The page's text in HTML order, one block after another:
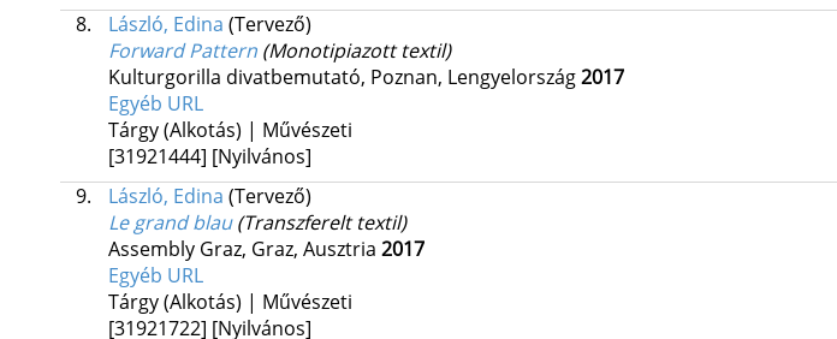
8.
László, Edina (Tervező)
Forward Pattern(Monotipiazott textil)
Kulturgorilla divatbemutató, Poznan, Lengyelország2017
Egyéb URL
Tárgy (Alkotás) | Művészeti
[31921444] [Nyilvános]
9.
László, Edina (Tervező)
Le grand blau(Transzferelt textil)
Assembly Graz, Graz, Ausztria 2017
Egyéb URL
Tárgy (Alkotás) | Művészeti
[31921722] [Nyilvános]